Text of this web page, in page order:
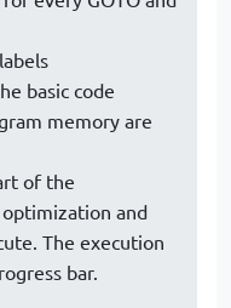
basic code
memory are
of the
and
The execution
bar.